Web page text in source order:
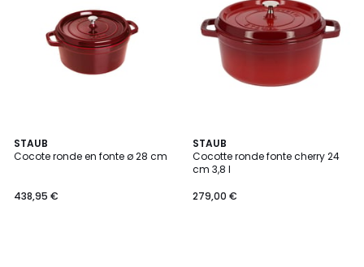
STAUB
Cocote ronde en fonte ø 28 cm
438,95 €
STAUB
Cocotte ronde fonte cherry 24
cm 3,8 l
279,00 €